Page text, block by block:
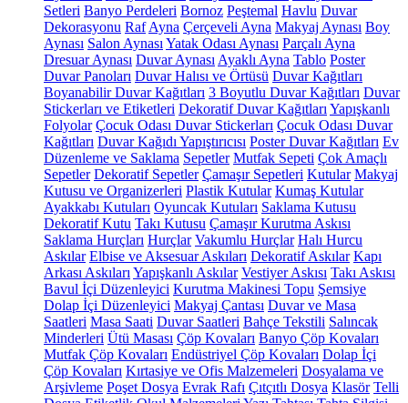
Setleri Banyo Perdeleri Bornoz Peştemal Havlu Duvar
Dekorasyonu Raf Ayna Çerçeveli Ayna Makyaj Aynası Boy
Aynası Salon Aynası Yatak Odası Aynası Parçalı Ayna
Dresuar Aynası Duvar Aynası Ayaklı Ayna Tablo Poster
Duvar Panoları Duvar Halısı ve Örtüsü Duvar Kağıtları
Boyanabilir Duvar Kağıtları 3 Boyutlu Duvar Kağıtları Duvar
Stickerları ve Etiketleri Dekoratif Duvar Kağıtları Yapışkanlı
Folyolar Çocuk Odası Duvar Stickerları Çocuk Odası Duvar
Kağıtları Duvar Kağıdı Yapıştırıcısı Poster Duvar Kağıtları Ev
Düzenleme ve Saklama Sepetler Mutfak Sepeti Çok Amaçlı
Sepetler Dekoratif Sepetler Çamaşır Sepetleri Kutular Makyaj
Kutusu ve Organizerleri Plastik Kutular Kumaş Kutular
Ayakkabı Kutuları Oyuncak Kutuları Saklama Kutusu
Dekoratif Kutu Takı Kutusu Çamaşır Kurutma Askısı
Saklama Hurçları Hurçlar Vakumlu Hurçlar Halı Hurcu
Askılar Elbise ve Aksesuar Askıları Dekoratif Askılar Kapı
Arkası Askıları Yapışkanlı Askılar Vestiyer Askısı Takı Askısı
Bavul İçi Düzenleyici Kurutma Makinesi Topu Şemsiye
Dolap İçi Düzenleyici Makyaj Çantası Duvar ve Masa
Saatleri Masa Saati Duvar Saatleri Bahçe Tekstili Salıncak
Minderleri Ütü Masası Çöp Kovaları Banyo Çöp Kovaları
Mutfak Çöp Kovaları Endüstriyel Çöp Kovaları Dolap İçi
Çöp Kovaları Kırtasiye ve Ofis Malzemeleri Dosyalama ve
Arşivleme Poşet Dosya Evrak Rafı Çıtçıtlı Dosya Klasör Telli